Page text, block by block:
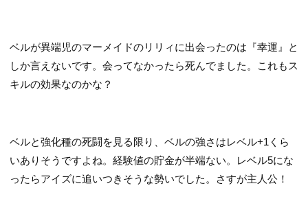
ベルが異端児のマーメイドのリリィに出会ったのは『幸運』と
しか言えないです。会ってなかったら死んでました。これもス
キルの効果なのかな？
ベルと強化種の死闘を見る限り、ベルの強さはレベル+1くら
いありそうですよね。経験値の貯金が半端ない。レベル5にな
ったらアイズに追いつきそうな勢いでした。さすが主人公！